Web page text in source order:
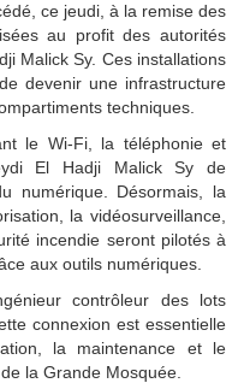
ce jeudi, à la remise des
au profit des autorités
Malick Sy. Ces installations
devenir une infrastructure
techniques.
le Wi-Fi, la téléphonie et
El Hadji Malick Sy de
numérique. Désormais, la
la vidéosurveillance,
incendie seront pilotés à
aux outils numériques.
contrôleur des lots
connexion est essentielle
la maintenance et le
la Grande Mosquée.